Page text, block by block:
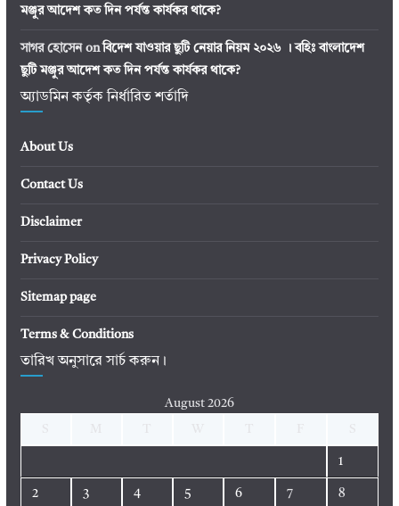
মঞ্জুর আদেশ কত দিন পর্যন্ত কার্যকর থাকে?
সাগর হোসেনonবিদেশ যাওয়ার ছুটি নেয়ার নিয়ম ২০২৬ । বহিঃ বাংলাদেশ
ছুটি মঞ্জুর আদেশ কত দিন পর্যন্ত কার্যকর থাকে?
অ্যাডমিন কর্তৃক নির্ধারিত শর্তাদি
About Us
Contact Us
Disclaimer
Privacy Policy
Sitemap page
Terms & Conditions
তারিখ অনুসারে সার্চ করুন।
August 2026
1
2 3 4 5 6 7 8